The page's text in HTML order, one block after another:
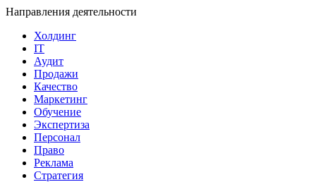
Направления деятельности
Холдинг
IT
Аудит
Продажи
Качество
Маркетинг
Обучение
Экспертиза
Персонал
Право
Реклама
Стратегия